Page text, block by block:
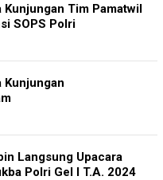
Kunjungan Tim Pamatwil
SOPS Polri
Kunjungan
Langsung Upacara
Polri Gel I T.A. 2024